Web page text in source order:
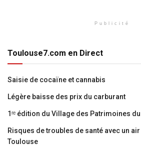
Publicité
Toulouse7.com en Direct
Saisie de cocaïne et cannabis
Légère baisse des prix du carburant
1ʳᵉ édition du Village des Patrimoines
Risques de troubles de santé avec un
Toulouse